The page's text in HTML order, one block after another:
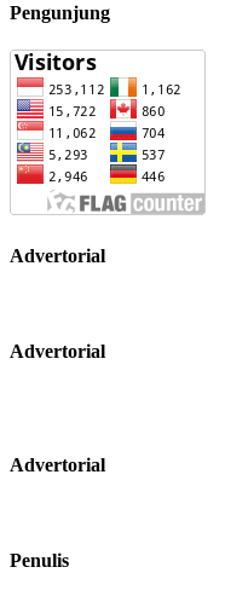
Pengunjung
Advertorial
Advertorial
Advertorial
Penulis